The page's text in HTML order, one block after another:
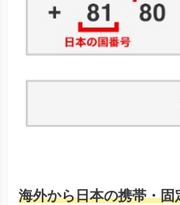
海外から日本の携帯・